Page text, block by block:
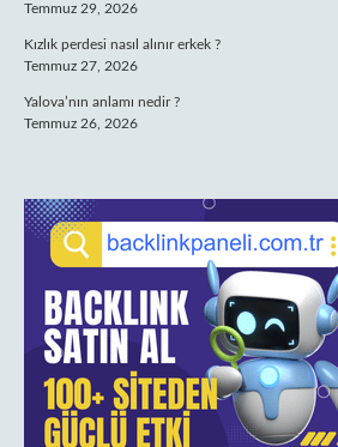
Temmuz 29, 2026
Kızlık perdesi nasıl alınır erkek ?
Temmuz 27, 2026
Yalova’nın anlamı nedir ?
Temmuz 26, 2026